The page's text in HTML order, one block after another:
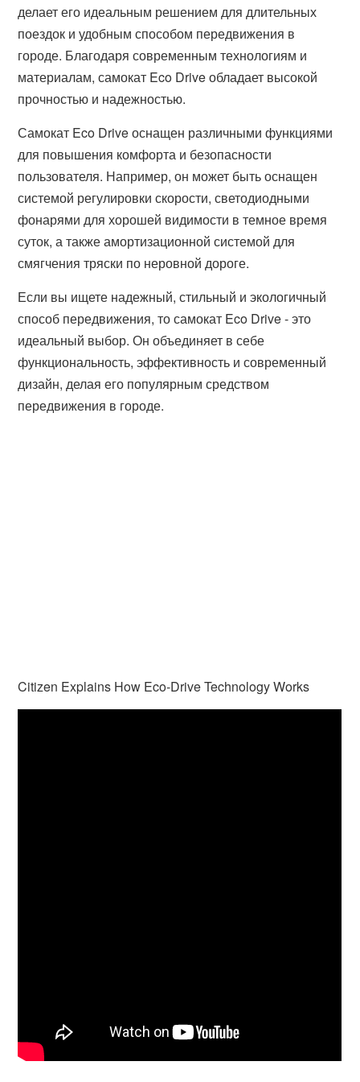
делает его идеальным решением для длительных
поездок и удобным способом передвижения в
городе. Благодаря современным технологиям и
материалам, самокат Eco Drive обладает высокой
прочностью и надежностью.
Самокат Eco Drive оснащен различными функциями
для повышения комфорта и безопасности
пользователя. Например, он может быть оснащен
системой регулировки скорости, светодиодными
фонарями для хорошей видимости в темное время
суток, а также амортизационной системой для
смягчения тряски по неровной дороге.
Если вы ищете надежный, стильный и экологичный
способ передвижения, то самокат Eco Drive - это
идеальный выбор. Он объединяет в себе
функциональность, эффективность и современный
дизайн, делая его популярным средством
передвижения в городе.
Citizen Explains How Eco-Drive Technology Works